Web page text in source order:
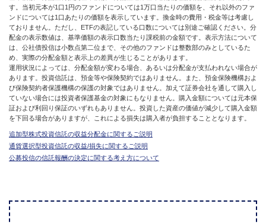
す。当初元本が1口1円のファンドについては1万口当たりの価額を、それ以外のファ
ンドについては1口あたりの価額を表示しています。換金時の費用・税金等は考慮し
ておりません。ただし、ETFの表記している口数については別途ご確認ください。分
配金の表示数値は、基準価額の表示口数当たり課税前の金額です。表示方法について
は、公社債投信は小数点第二位まで、その他のファンドは整数部のみとしているた
め、実際の分配金額と表示上の差異が生じることがあります。
運用状況によっては、分配金額が変わる場合、あるいは分配金が支払われない場合が
あります。投資信託は、預金等や保険契約ではありません。また、預金保険機構およ
び保険契約者保護機構の保護の対象ではありません。加えて証券会社を通して購入し
ていない場合には投資者保護基金の対象にもなりません。購入金額については元本保
証および利回り保証のいずれもありません。投資した資産の価値が減少して購入金額
を下回る場合がありますが、これによる損失は購入者が負担することとなります。
追加型株式投資信託の収益分配金に関するご説明
通貨選択型投資信託の収益/損失に関するご説明
公募投信の信託報酬の決定に関する考え方について